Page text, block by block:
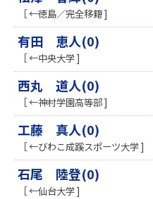
［ ←徳島／完全移籍 ]
有田 恵人(0)
［ ←中央大学 ]
西丸 道人(0)
［ ←神村学園高等部 ]
工藤 真人(0)
［ ←びわこ成蹊スポーツ大学 ]
石尾 陸登(0)
［ ←仙台大学 ]